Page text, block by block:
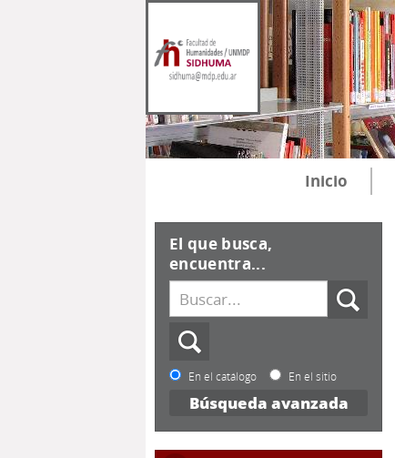
Inicio
El que busca,
encuentra...
En el catálogo En el sitio
Búsqueda avanzada